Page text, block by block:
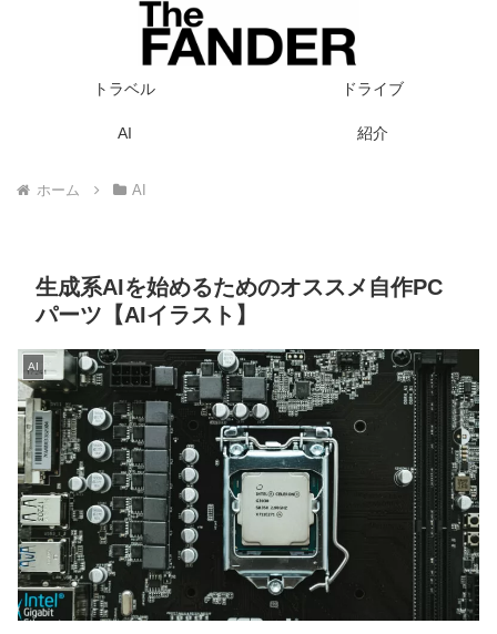
トラベル ドライブ
AI 紹介
ホーム AI
生成系AIを始めるためのオススメ自作PC
パーツ【AIイラスト】
AI